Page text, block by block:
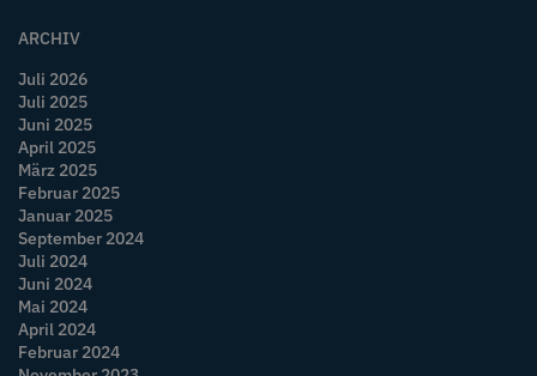
ARCHIV
Juli 2026
Juli 2025
Juni 2025
April 2025
März 2025
Februar 2025
Januar 2025
September 2024
Juli 2024
Juni 2024
Mai 2024
April 2024
Februar 2024